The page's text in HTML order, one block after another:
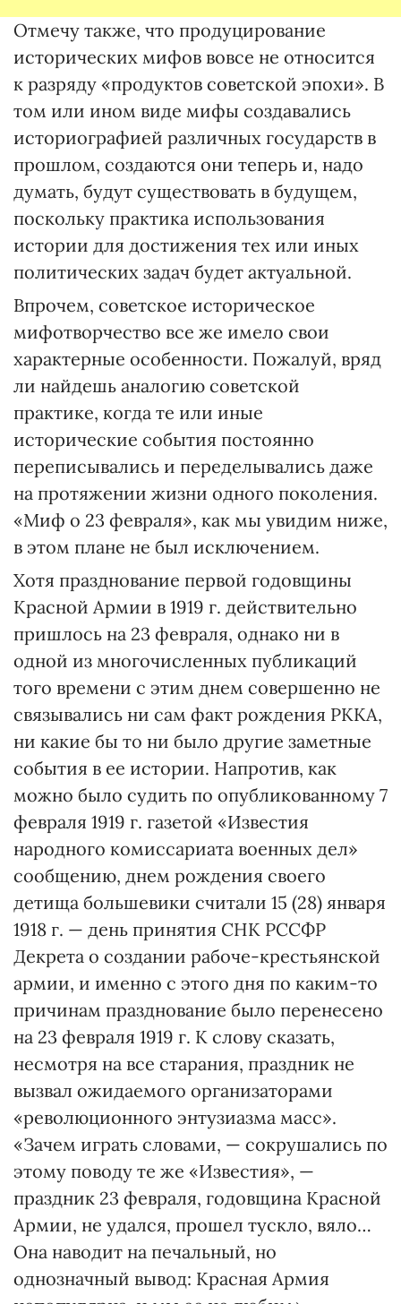
Отмечу также, что продуцирование
исторических мифов вовсе не относится
к разряду «продуктов советской эпохи». В
том или ином виде мифы создавались
историографией различных государств в
прошлом, создаются они теперь и, надо
думать, будут существовать в будущем,
поскольку практика использования
истории для достижения тех или иных
политических задач будет актуальной.
Впрочем, советское историческое
мифотворчество все же имело свои
характерные особенности. Пожалуй, вряд
ли найдешь аналогию советской
практике, когда те или иные
исторические события постоянно
переписывались и переделывались даже
на протяжении жизни одного поколения.
«Миф о 23 февраля», как мы увидим ниже,
в этом плане не был исключением.
Хотя празднование первой годовщины
Красной Армии в 1919 г. действительно
пришлось на 23 февраля, однако ни в
одной из многочисленных публикаций
того времени с этим днем совершенно не
связывались ни сам факт рождения РККА,
ни какие бы то ни было другие заметные
события в ее истории. Напротив, как
можно было судить по опубликованному 7
февраля 1919 г. газетой «Известия
народного комиссариата военных дел»
сообщению, днем рождения своего
детища большевики считали 15 (28) января
1918 г. — день принятия СНК РССФР
Декрета о создании рабоче-крестьянской
армии, и именно с этого дня по каким-то
причинам празднование было перенесено
на 23 февраля 1919 г. К слову сказать,
несмотря на все старания, праздник не
вызвал ожидаемого организаторами
«революционного энтузиазма масс».
«Зачем играть словами, — сокрушались по
этому поводу те же «Известия», —
праздник 23 февраля, годовщина Красной
Армии, не удался, прошел тускло, вяло…
Она наводит на печальный, но
однозначный вывод: Красная Армия